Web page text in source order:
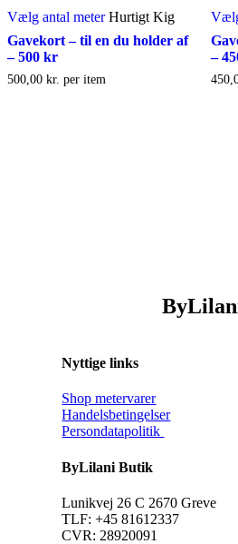
Vælg antal meter Hurtigt Kig
Gavekort – til en du holder af
– 500 kr
500,00 kr. per item
–
Nyttige links
Shop metervarer
Handelsbetingelser
Persondatapolitik
ByLilani Butik
Lunikvej 26 C 2670 Greve
TLF: +45 81612337
CVR: 28920091